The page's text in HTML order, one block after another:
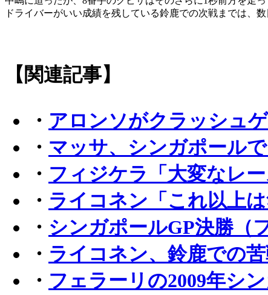
ドライバーがいい成績を残している鈴鹿での次戦までは、数
【関連記事】
・ アロンソがクラッシュ
・ マッサ、シンガポール
・ フィジケラ「大変なレー
・ ライコネン「これ以上は
・ シンガポールGP決勝（
・ ライコネン、鈴鹿での
・ フェラーリの2009年シ